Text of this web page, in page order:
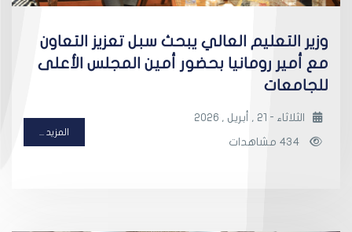
وزير التعليم العالي يبحث سبل تعزيز التعاون
مع أمير رومانيا بحضور أمين المجلس الأعلى
للجامعات
الثلاثاء - 21 , أبريل , 2026
المزيد ...